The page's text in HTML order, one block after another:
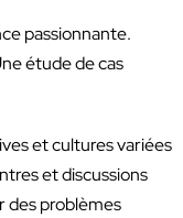
passionnante.
étude de cas
et cultures variées
et discussions
des problèmes